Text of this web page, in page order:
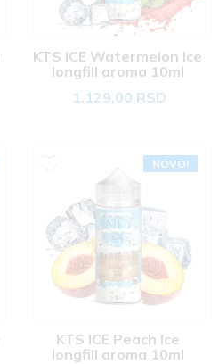
KTS ICE Watermelon Ice
longfill aroma 10ml
1.129,00 RSD
NOVO!
KTS ICE Peach Ice
longfill aroma 10ml